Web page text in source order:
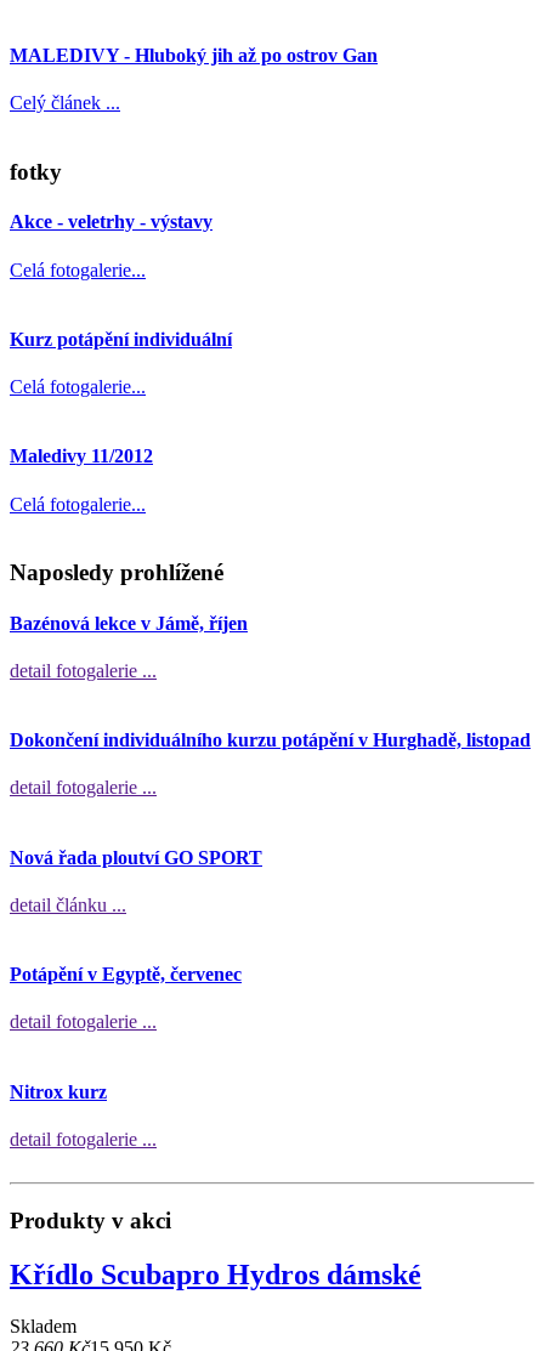
MALEDIVY - Hluboký jih až po ostrov Gan
Celý článek ...
fotky
Akce - veletrhy - výstavy
Celá fotogalerie...
Kurz potápění individuální
Celá fotogalerie...
Maledivy 11/2012
Celá fotogalerie...
Naposledy prohlížené
Bazénová lekce v Jámě, říjen
detail fotogalerie ...
Dokončení individuálního kurzu potápění v Hurghadě, listopad
detail fotogalerie ...
Nová řada ploutví GO SPORT
detail článku ...
Potápění v Egyptě, červenec
detail fotogalerie ...
Nitrox kurz
detail fotogalerie ...
Produkty v akci
Křídlo Scubapro Hydros dámské
Skladem